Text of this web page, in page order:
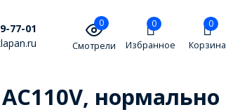
77-01
0
Смотрели
0
Избранное
0
Корзина
нормально